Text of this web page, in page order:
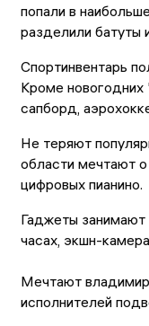
попали в
разделили батуты
Спортинвентарь
Кроме новогодних
сапборд,
Не теряют
области мечтают о
цифровых пианино.
Гаджеты
часах, экшн-
Мечтают
исполнителей